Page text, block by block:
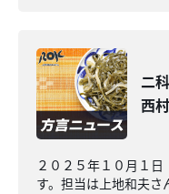
二
西
２０２５年１０月１
す。担当は上地和夫さ